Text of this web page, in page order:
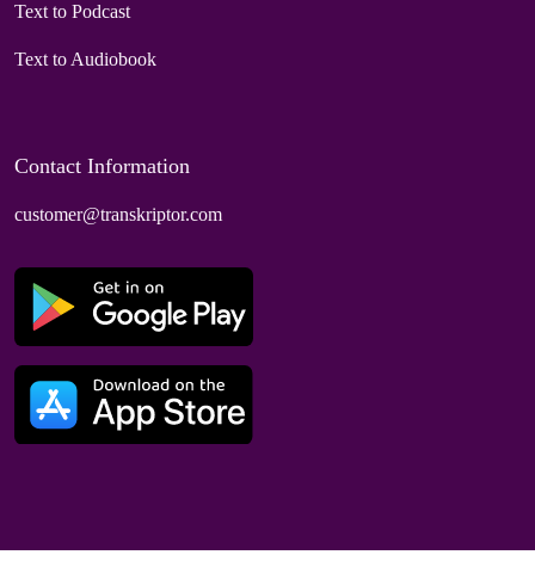
Text to Podcast
Text to Audiobook
Contact Information
customer@transkriptor.com